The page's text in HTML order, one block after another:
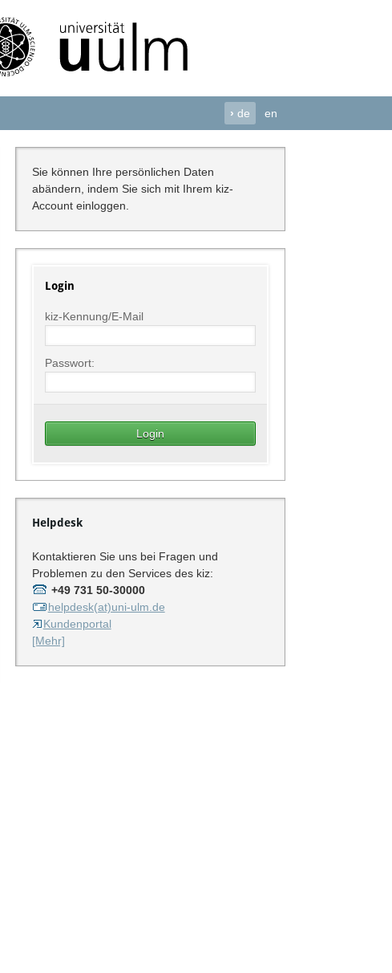
› de en
Sie können Ihre persönlichen Daten
abändern, indem Sie sich mit Ihrem kiz-
Account einloggen.
Login
kiz-Kennung/E-Mail
Passwort:
Helpdesk
Kontaktieren Sie uns bei Fragen und
Problemen zu den Services des kiz:
+49 731 50-30000
helpdesk(at)uni-ulm.de
Kundenportal
[Mehr]